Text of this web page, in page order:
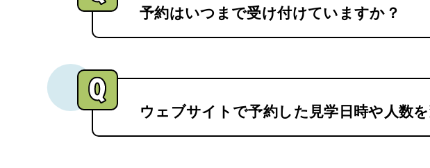
予約はいつまで受け付けていますか？
ウェブサイトで予約した見学日時や人数